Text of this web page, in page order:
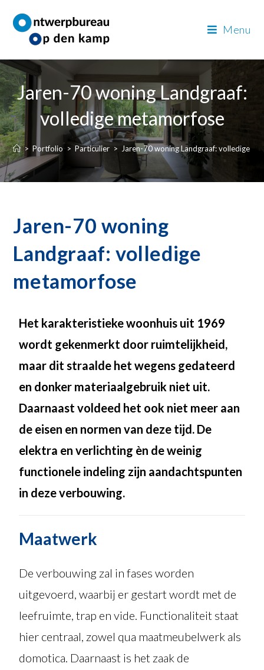
Menu
Jaren-70 woning Landgraaf:
volledige metamorfose
> Portfolio > Particulier > Jaren-70 woning Landgraaf: volledige
Jaren-70 woning
Landgraaf: volledige
metamorfose
Het karakteristieke woonhuis uit 1969
wordt gekenmerkt door ruimtelijkheid,
maar dit straalde het wegens gedateerd
en donker materiaalgebruik niet uit.
Daarnaast voldeed het ook niet meer aan
de eisen en normen van deze tijd. De
elektra en verlichting èn de weinig
functionele indeling zijn aandachtspunten
in deze verbouwing.
Maatwerk
De verbouwing zal in fases worden
uitgevoerd, waarbij er gestart wordt met de
leefruimte, trap en vide. Functionaliteit staat
hier centraal, zowel qua maatmeubelwerk als
domotica. Daarnaast is het zaak de